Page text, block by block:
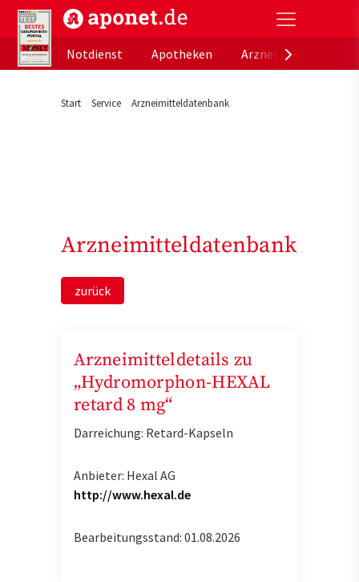
aponet.de - Das offizielle Gesundheitsportal der
Notdienst
Apotheken
Start Service Arzneimitteldatenbank
Arzneimitteldatenbank
zurück
Arzneimitteldetails zu
„Hydromorphon-HEXAL
retard 8 mg“
Darreichung: Retard-Kapseln
Anbieter: Hexal AG
http://www.hexal.de
Bearbeitungsstand: 01.08.2026